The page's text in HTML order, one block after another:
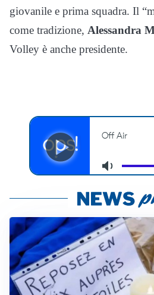
giovanile e prima squadra. Il
come tradizione, Alessandra
Volley è anche presidente.